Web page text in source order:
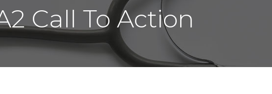
Call To Action